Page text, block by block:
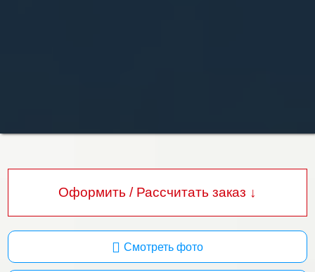
Оформить / Рассчитать заказ ↓
Смотреть фото